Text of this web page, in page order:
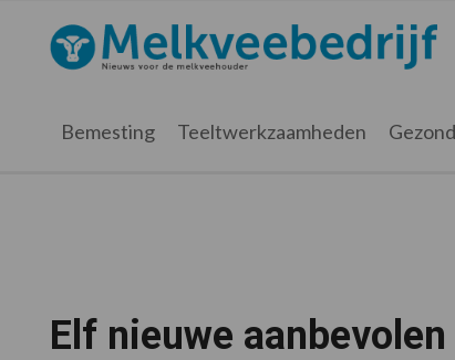
hoofdnavigatie
hoofd
eerste
voettekst
Melkveebedrijf.nl
Bemesting Teeltwerkzaamheden
Elf nieuwe